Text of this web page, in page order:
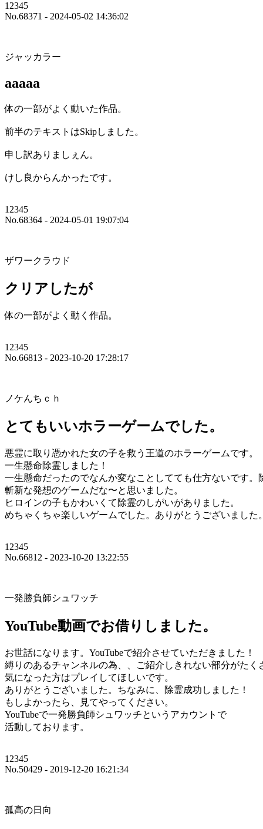
12345
No.68371 - 2024-05-02 14:36:02
ジャッカラー
aaaaa
体の一部がよく動いた作品。
前半のテキストはSkipしました。
申し訳ありましぇん。
けし良からんかったです。
12345
No.68364 - 2024-05-01 19:07:04
ザワークラウド
クリアしたが
体の一部がよく動く作品。
12345
No.66813 - 2023-10-20 17:28:17
ノケんちｃｈ
とてもいいホラーゲームでした。
悪霊に取り憑かれた女の子を救う王道のホラーゲームです。
一生懸命除霊しました！
一生懸命だったのでなんか変なことしてても仕方ないです。
斬新な発想のゲームだな〜と思いました。
ヒロインの子もかわいくて除霊のしがいがありました。
めちゃくちゃ楽しいゲームでした。ありがとうございました。
12345
No.66812 - 2023-10-20 13:22:55
一発勝負師シュワッチ
YouTube動画でお借りしました。
お世話になります。YouTubeで紹介させていただきました！
縛りのあるチャンネルの為、、ご紹介しきれない部分がたく
気になった方はプレイしてほしいです。
ありがとうございました。ちなみに、除霊成功しました！
もしよかったら、見てやってください。
YouTubeで一発勝負師シュワッチというアカウントで
活動しております。
12345
No.50429 - 2019-12-20 16:21:34
孤高の日向